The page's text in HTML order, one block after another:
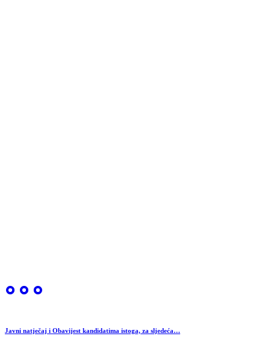
Javni natječaj i Obavijest kandidatima istoga, za sljedeća…